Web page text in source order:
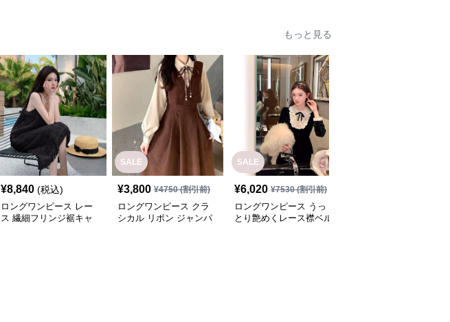
もっと見る
¥8,840 (税込)
ロングワンピース レー
ス 繊細フリンジ裾キャ
SALE
¥3,800 ¥4750(割引前)
ロングワンピース クラ
シカル リボン ジャンパ
SALE
¥6,020 ¥7530(割引前)
ロングワンピース うっ
とり艶めくレース襟ベル